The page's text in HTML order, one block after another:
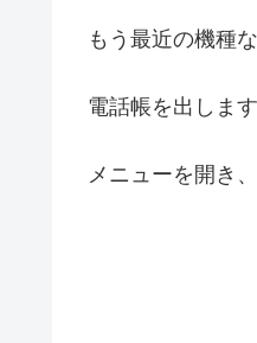
もう最近の機種
電話帳を出します
メニューを開き